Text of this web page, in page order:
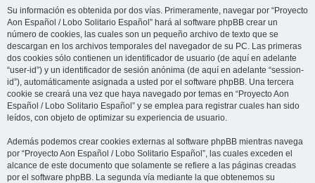
Su información es obtenida por dos vías. Primeramente, navegar por “Proyecto
Aon Español / Lobo Solitario Español” hará al software phpBB crear un
número de cookies, las cuales son un pequeño archivo de texto que se
descargan en los archivos temporales del navegador de su PC. Las primeras
dos cookies sólo contienen un identificador de usuario (de aquí en adelante
“user-id”) y un identificador de sesión anónima (de aquí en adelante “session-
id”), automáticamente asignada a usted por el software phpBB. Una tercera
cookie se creará una vez que haya navegado por temas en “Proyecto Aon
Español / Lobo Solitario Español” y se emplea para registrar cuales han sido
leídos, con objeto de optimizar su experiencia de usuario.
Además podemos crear cookies externas al software phpBB mientras navega
por “Proyecto Aon Español / Lobo Solitario Español”, las cuales exceden el
alcance de este documento que solamente se refiere a las páginas creadas
por el software phpBB. La segunda vía mediante la que obtenemos su